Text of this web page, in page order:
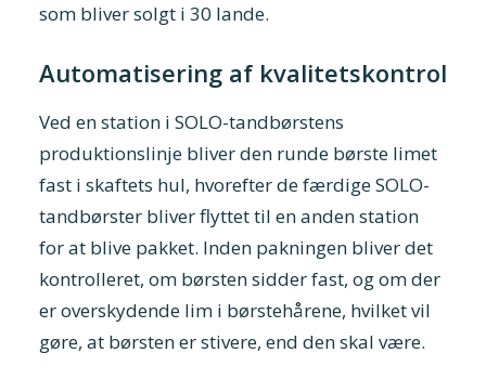
som bliver solgt i 30 lande.
Automatisering af kvalitetskontrol
Ved en station i SOLO-tandbørstens
produktionslinje bliver den runde børste limet
fast i skaftets hul, hvorefter de færdige SOLO-
tandbørster bliver flyttet til en anden station
for at blive pakket. Inden pakningen bliver det
kontrolleret, om børsten sidder fast, og om der
er overskydende lim i børstehårene, hvilket vil
gøre, at børsten er stivere, end den skal være.